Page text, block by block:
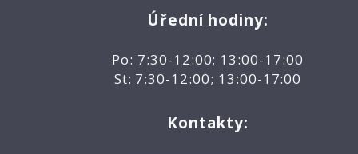
Úřední hodiny:
Po: 7:30-12:00; 13:00-17:00
St: 7:30-12:00; 13:00-17:00
Kontakty: